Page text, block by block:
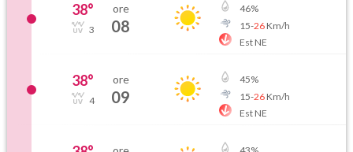
38°
3
ore
08
46%
15-26Km/h
Est NE
38°
4
ore
09
45%
15-26Km/h
Est NE